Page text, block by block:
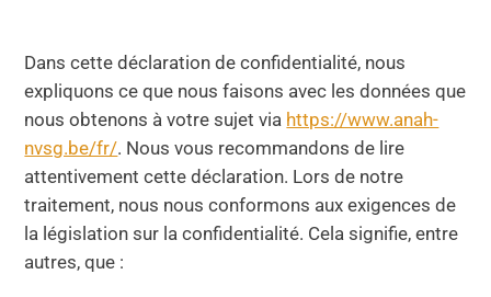
Dans cette déclaration de confidentialité, nous
expliquons ce que nous faisons avec les données que
nous obtenons à votre sujet via https://www.anah-
nvsg.be/fr/. Nous vous recommandons de lire
attentivement cette déclaration. Lors de notre
traitement, nous nous conformons aux exigences de
la législation sur la confidentialité. Cela signifie, entre
autres, que :